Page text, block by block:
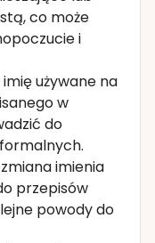
co może
i
używane na
w
do
imienia
przepisów
powody do